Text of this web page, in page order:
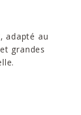
adapté au
grandes